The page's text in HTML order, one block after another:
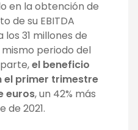
en la obtención de
de su EBITDA
31 millones de
periodo del
el beneficio
el primer trimestre
euros, un 42% más
2021.